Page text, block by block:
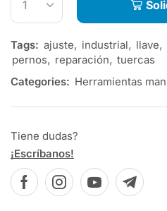
Tags: ajuste, industrial, llave,
pernos, reparación, tuercas
Categories: Herramientas
Tiene dudas?
¡Escríbanos!